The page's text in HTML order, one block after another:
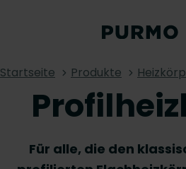
Startseite Produkte
Für alle, die den